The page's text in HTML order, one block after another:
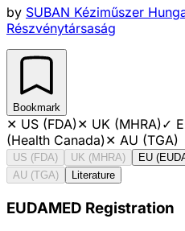
by SUBAN Kéziműszer
Részvénytársaság
Bookmark
✕ US (FDA)✕ UK (MHRA)✓
(Health Canada)✕ AU (TGA)
US (FDA) UK (MHRA) EU
AU (TGA)
Literature
EUDAMED Registration